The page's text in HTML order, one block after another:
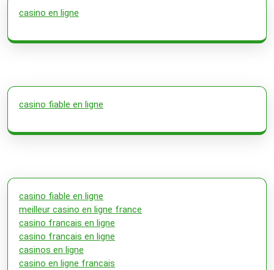
casino en ligne
casino fiable en ligne
casino fiable en ligne
meilleur casino en ligne france
casino francais en ligne
casino francais en ligne
casinos en ligne
casino en ligne francais